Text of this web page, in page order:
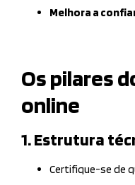
Melhora a
Os pilares
online
1. Estrutura
Certifique-se de